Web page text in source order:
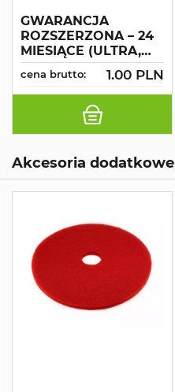
GWARANCJA
ROZSZERZONA – 24
MIESIĄCE (ULTRA,
C..., CS 80 - CS 120)
cena brutto: 1.00 PLN
Akcesoria dodatkowe